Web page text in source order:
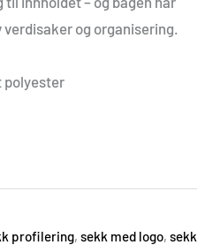
og organisering.
polyester
profilering, sekk med logo, sekk